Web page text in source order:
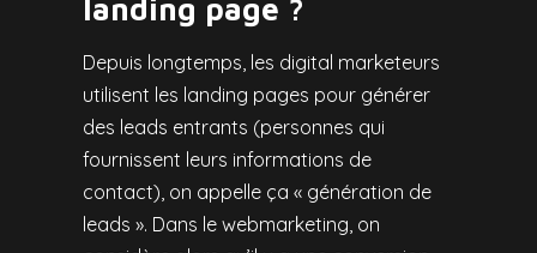
landing page ?
Depuis longtemps, les digital marketeurs
utilisent les landing pages pour générer
des leads entrants (personnes qui
fournissent leurs informations de
contact), on appelle ça « génération de
leads ». Dans le webmarketing, on